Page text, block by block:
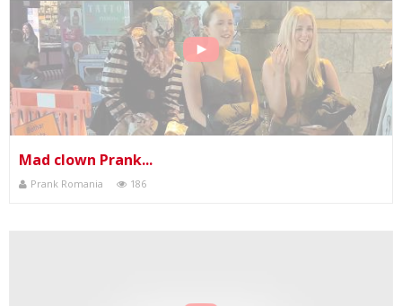
Mad clown Prank...
Prank Romania 186